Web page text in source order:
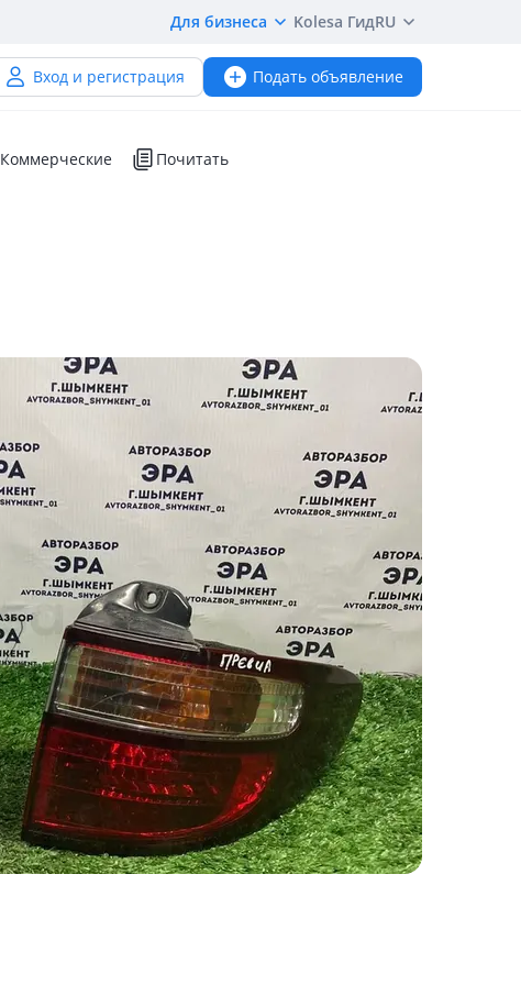
Для бизнеса Kolesa ГидRU
Вход и регистрация Подать объявление
Коммерческие Почитать